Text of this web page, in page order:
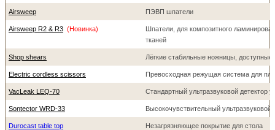
Airsweep ПЭВП шпатели
Airsweep R2 & R3 (Новинка)
Шпатели, для композитного
тканей
Shop shears Лёгкие стабильные ножницы, доступные
Electric cordless scissors Превосходная режущая система для
VacLeak LEQ-70 Стандартный ультразвуковой детектор
Sontector WRD-33 Высокочувствительный ультразвуковой
Durocast table top Незагрязняющее покрытие для стола